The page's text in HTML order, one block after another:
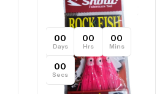
00
Days
00
Hrs
00
Mins
00
Secs